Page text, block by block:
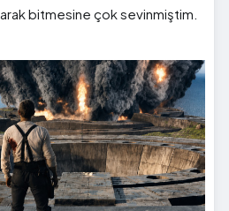
bitmesine çok sevinmiştim.